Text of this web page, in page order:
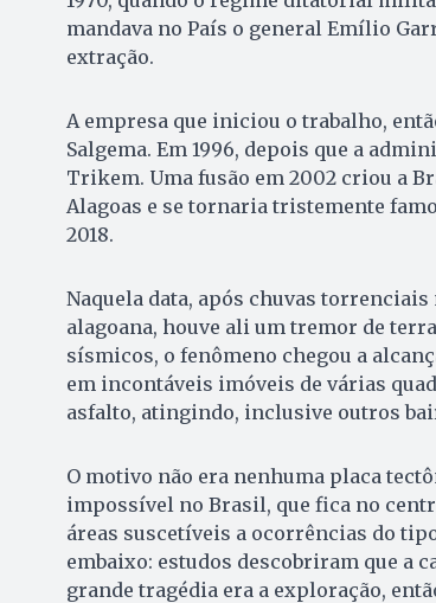
mandava no País o general Emílio
extração.
A empresa que iniciou o trabalho,
Salgema. Em 1996, depois que a
Trikem. Uma fusão em 2002 criou a
Alagoas e se tornaria tristemente
2018.
Naquela data, após chuvas
alagoana, houve ali um tremor de
sísmicos, o fenômeno chegou a
em incontáveis imóveis de várias
asfalto, atingindo, inclusive outros
O motivo não era nenhuma placa
impossível no Brasil, que fica no
áreas suscetíveis a ocorrências do
embaixo: estudos descobriram que a
grande tragédia era a exploração,